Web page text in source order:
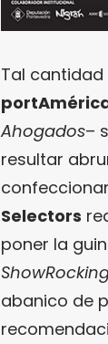
Tal
Ahogados–
resultar
Selectors
poner la
abanico de